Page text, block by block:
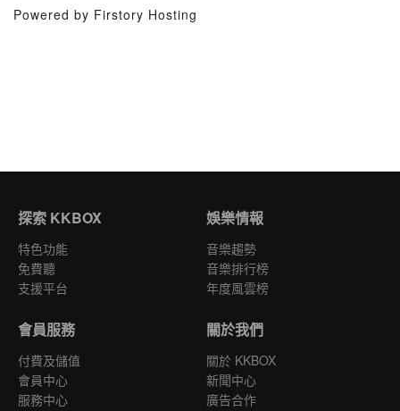
Powered by Firstory Hosting
探索 KKBOX
特色功能
免費聽
支援平台
娛樂情報
音樂趨勢
音樂排行榜
年度風雲榜
會員服務
付費及儲值
會員中心
服務中心
關於我們
關於 KKBOX
新聞中心
廣告合作